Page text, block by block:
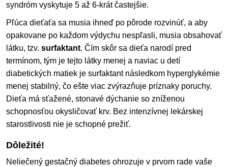
syndróm vyskytuje 5 až 6-krát častejšie.
Pľúca dieťaťa sa musia ihneď po pôrode rozvinúť, a aby
opakovane po každom výdychu nespľasli, musia obsahovať
látku, tzv. surfaktant. Čím skôr sa dieťa narodí pred
termínom, tým je tejto látky menej a naviac u detí
diabetických matiek je surfaktant následkom hyperglykémie
menej stabilný, čo ešte viac zvýrazňuje príznaky poruchy.
Dieťa má sťažené, stonavé dýchanie so zníženou
schopnosťou okysličovať krv. Bez intenzívnej lekárskej
starostlivosti nie je schopné prežiť.
Dôležité!
Neliečený gestačný diabetes ohrozuje v prvom rade vaše